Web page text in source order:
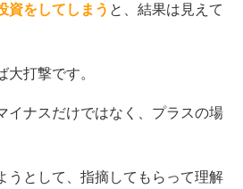
資をしてしまう と、結果は見えて
大打撃です。
イナスだけではなく、プラスの場
うとして、指摘してもらって理解